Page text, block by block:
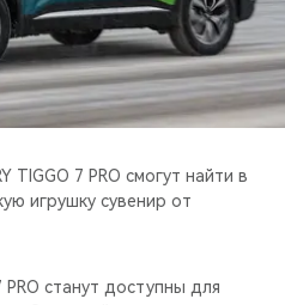
TIGGO 7 PRO смогут найти в
игрушку сувенир от
PRO станут доступны для